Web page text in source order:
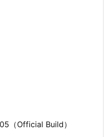
（Official Build）